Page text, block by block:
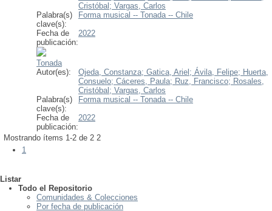
Cristóbal; Vargas, Carlos
Palabra(s)
clave(s):
Forma musical -- Tonada -- Chile
Fecha de
publicación:
2022
Tonada
Autor(es):
Ojeda, Constanza; Gatica, Ariel; Ávila, Felipe; Huerta,
Consuelo; Cáceres, Paula; Ruz, Francisco; Rosales,
Cristóbal; Vargas, Carlos
Palabra(s)
clave(s):
Forma musical -- Tonada -- Chile
Fecha de
publicación:
2022
Mostrando ítems 1-2 de 2 2
1
Listar
Todo el Repositorio
Comunidades & Colecciones
Por fecha de publicación